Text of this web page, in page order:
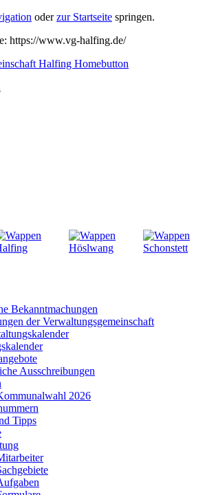
oderzur Startseite springen.
https://www.vg-halfing.de/
Bekanntmachungen
der Verwaltungsgemeinschaft
Ausschreibungen
2026
Tipps